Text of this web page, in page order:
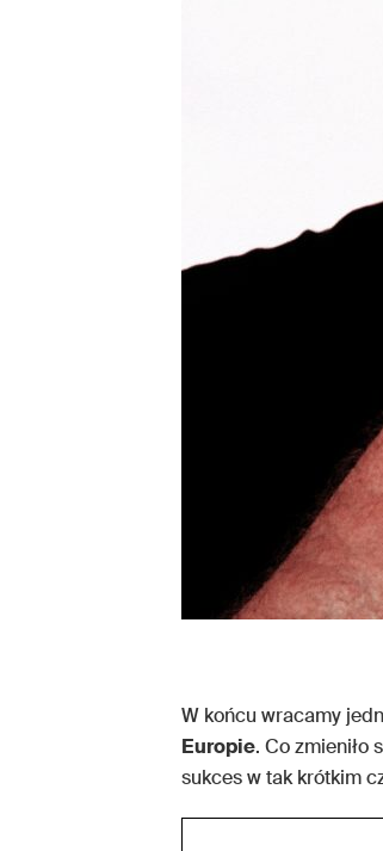
W końcu wracamy
Europie. Co zmieniło
sukces w tak krótkim